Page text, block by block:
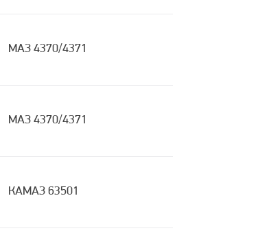
МАЗ 4370/4371
МАЗ 4370/4371
КАМАЗ 63501